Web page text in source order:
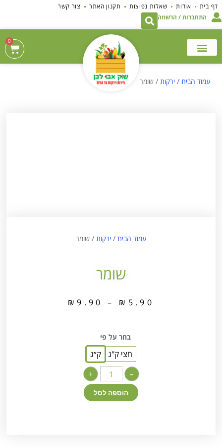
לתוכן
דף בית אודות שאלות נפוצות תקנון האתר
צור קשר
התחברות / הרשמה
0
עמוד הבית /ירקות / שומר
עמוד הבית /ירקות / שומר
שומר
₪ 5.90
–
₪9.90
בחר על פי
חצי ק"ג ק״ג
-
+
הוספה לסל